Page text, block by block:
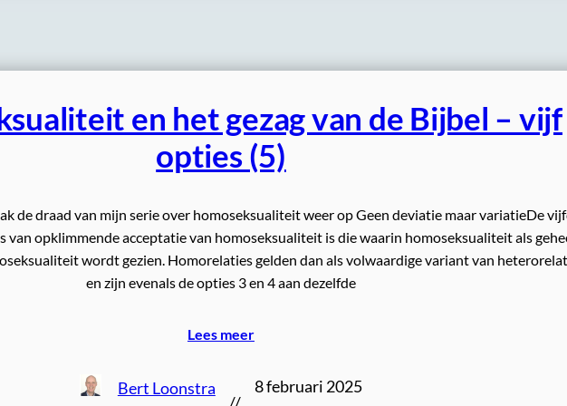
en het gezag van de Bijbel – vijf
opties (5)
de draad van mijn serie over homoseksualiteit weer op Geen deviatie maar variatieDe
van opklimmende acceptatie van homoseksualiteit is die waarin homoseksualiteit als
wordt gezien. Homorelaties gelden dan als volwaardige variant van
en zijn evenals de opties 3 en 4 aan dezelfde
Lees meer
Bert Loonstra 8 februari 2025